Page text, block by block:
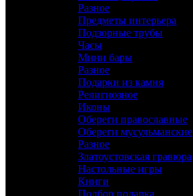
Разное
Предметы интерьера
Подзорные трубы
Часы
Мини бары
Разное
Подарки из камня
Религиозное
Иконы
Обереги православные
Обереги мусульманские
Разное
Златоустовская гравюра
Настольные игры
Книги
Подбор подарка